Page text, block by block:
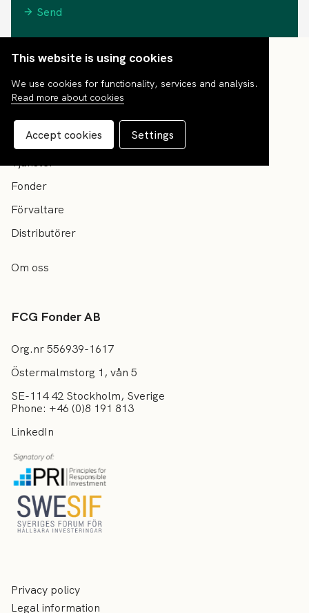
Send
This website is using cookies
We use cookies for functionality, services and analysis.
Read more about cookies
Accept cookies
Settings
Tjänster
Fonder
Förvaltare
Distributörer
Om oss
FCG Fonder AB
Org.nr 556939-1617
Östermalmstorg 1, vån 5
SE-114 42 Stockholm, Sverige
Phone: +46 (0)8 191 813
LinkedIn
Privacy policy
Legal information